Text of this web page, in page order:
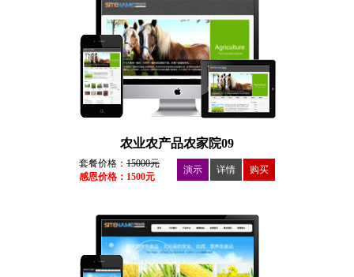
农业农产品农家院09
套餐价格： 15000元
感恩价格：1500元
演示 详情 购买